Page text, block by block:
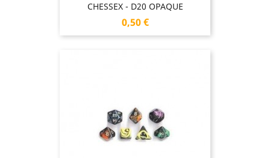
CHESSEX - D20 OPAQUE
Prix
0,50 €